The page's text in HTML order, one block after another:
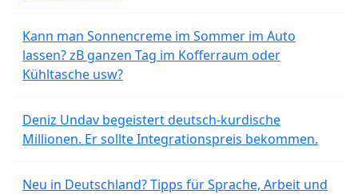
Kann man Sonnencreme im Sommer im Auto
lassen? zB ganzen Tag im Kofferraum oder
Kühltasche usw?
Deniz Undav begeistert deutsch-kurdische
Millionen. Er sollte Integrationspreis bekommen.
Neu in Deutschland? Tipps für Sprache, Arbeit und